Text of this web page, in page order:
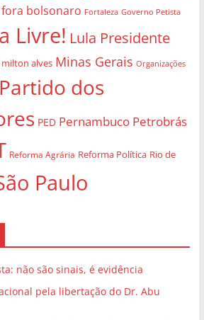
fora bolsonaro Fortaleza Governo Petista
Livre! Lula Presidente
milton alves Minas Gerais Organizações
Partido dos
PED Pernambuco Petrobrás
Reforma Agrária Reforma Política Rio de
Paulo
não são sinais, é evidência
pela libertação do Dr. Abu